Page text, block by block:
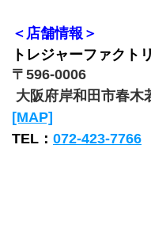
＜店舗情報＞
トレジャーファクト
〒596-0006
大阪府岸和田市春木
[MAP]
TEL： 072-423-7766